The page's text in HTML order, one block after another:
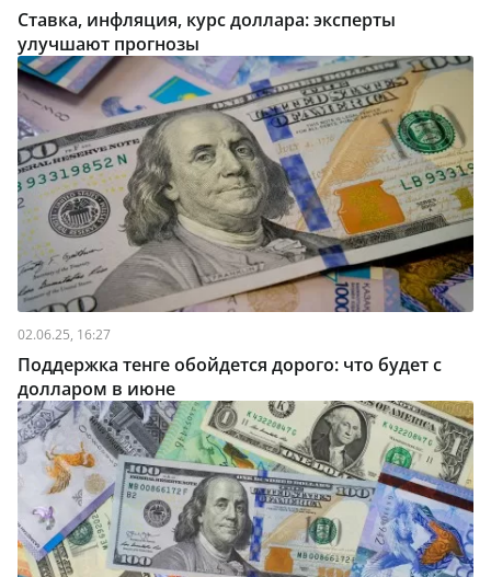
Ставка, инфляция, курс доллара: эксперты
улучшают прогнозы
02.06.25, 16:27
Поддержка тенге обойдется дорого: что будет с
долларом в июне